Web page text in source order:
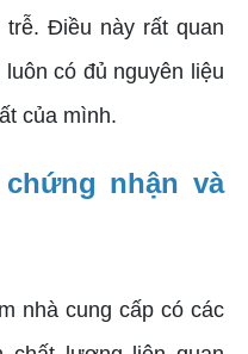
trễ. Điều này rất quan
có đủ nguyên liệu
của mình.
nhận và
nhà cung cấp có các